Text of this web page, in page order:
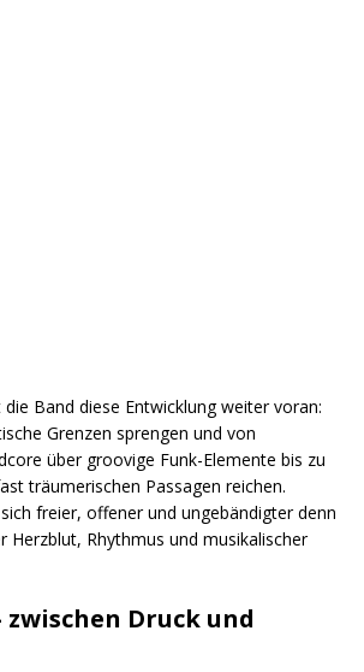
Band diese Entwicklung weiter voran:
Grenzen sprengen und von
über groovige Funk-Elemente bis zu
träumerischen Passagen reichen.
freier, offener und ungebändigter denn
Herzblut, Rhythmus und musikalischer
zwischen Druck und